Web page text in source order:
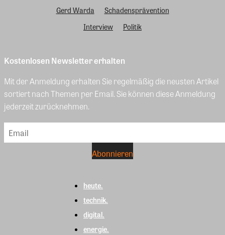
Gerd Warda
Schadensprävention
Interview
Politik
Kostenlosen Newsletter erhalten
Mit der Anmeldung erhalten Sie regelmäßig die neusten Artikel
sortiert nach Themen per Email. Sie können diese Anmeldung
jederzeit zurücknehmen.
heute.
technik.
digital.
energie.